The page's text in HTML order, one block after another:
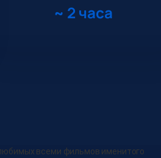
~ 2 часа
всеми фильмов именитого